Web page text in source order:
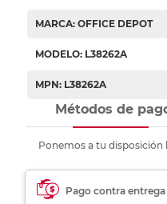
MARCA: OFFICE DEPOT
MODELO: L38262A
MPN: L38262A
Métodos de
Ponemos a tu disposición
Pago contra entrega